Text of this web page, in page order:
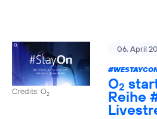
Credits: O2
06. April
O2
Reihe